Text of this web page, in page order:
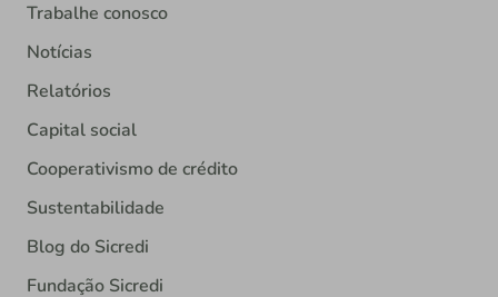
Trabalhe conosco
Notícias
Relatórios
Capital social
Cooperativismo de crédito
Sustentabilidade
Blog do Sicredi
Fundação Sicredi